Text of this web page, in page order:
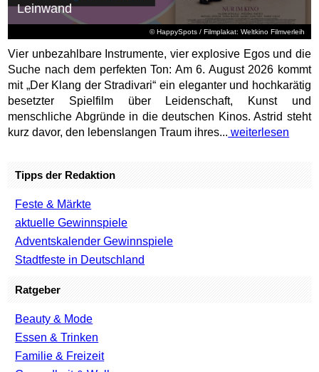
© HappySpots / Filmplakat: Weltkino Filmverleih
Leinwand
Vier unbezahlbare Instrumente, vier explosive Egos und die
Suche nach dem perfekten Ton: Am 6. August 2026 kommt
mit „Der Klang der Stradivari“ ein eleganter und hochkarätig
besetzter Spielfilm über Leidenschaft, Kunst und
menschliche Abgründe in die deutschen Kinos. Astrid steht
kurz davor, den lebenslangen Traum ihres... weiterlesen
Tipps der Redaktion
Feste & Märkte
aktuelle Gewinnspiele
Adventskalender Gewinnspiele
Stadtfeste in Deutschland
Ratgeber
Beauty & Mode
Essen & Trinken
Familie & Freizeit